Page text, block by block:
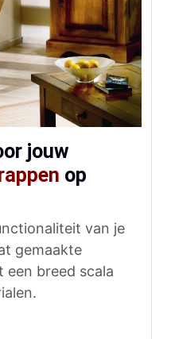
jouw
op
van je
gemaakte
een breed scala